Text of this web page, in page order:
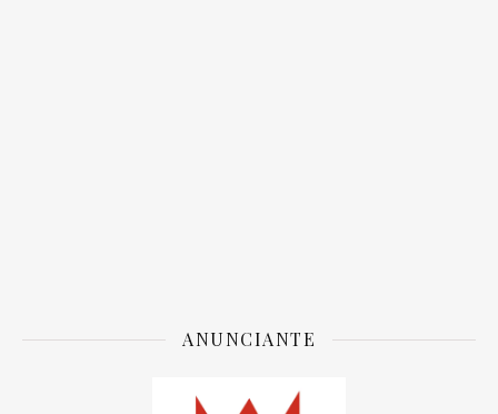
ANUNCIANTE